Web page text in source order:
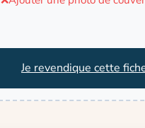
Je revendique cette